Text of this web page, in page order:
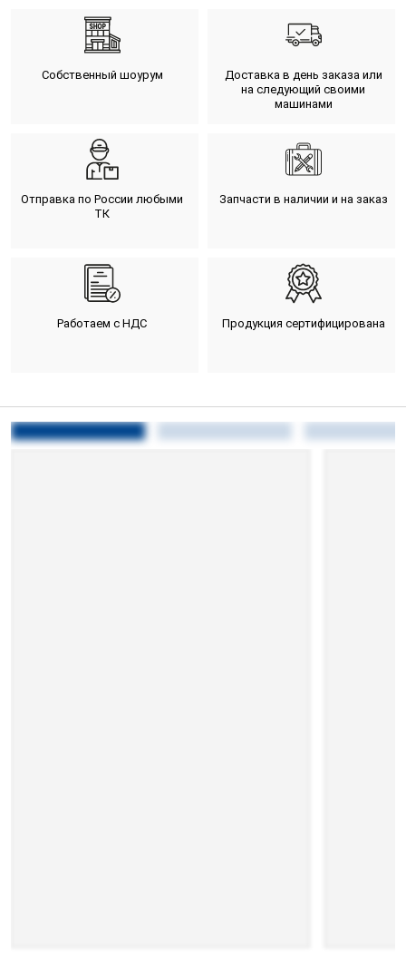
Собственный шоурум
Доставка в день заказа или
на следующий своими
машинами
Отправка по России любыми
ТК
Запчасти в наличии и на заказ
Работаем с НДС Продукция сертифицирована